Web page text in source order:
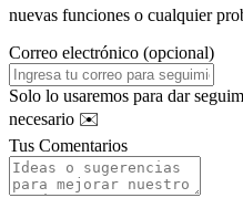
nuevas funciones o cualquier
Correo electrónico (opcional)
Solo lo usaremos para dar
necesario ✉️
Tus Comentarios